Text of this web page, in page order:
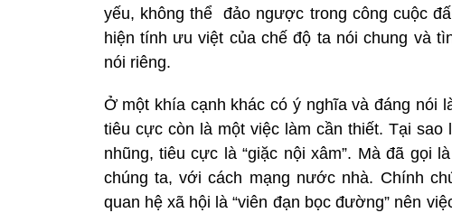
yếu, không thể đảo ngược trong công cuộc
hiện tính ưu việt của chế độ ta nói chung và
nói riêng.
Ở một khía cạnh khác có ý nghĩa và đáng nói
tiêu cực còn là một việc làm cần thiết. Tại
nhũng, tiêu cực là “giặc nội xâm”. Mà đã gọi
chúng ta, với cách mạng nước nhà. Chính
quan hệ xã hội là “viên đạn bọc đường” nên